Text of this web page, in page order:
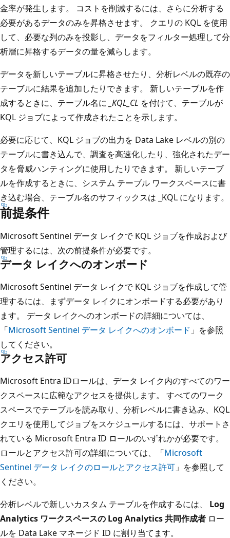
金率が発生します。 コストを削減するには、さらに分析する
必要があるデータのみを昇格させます。 クエリの KQL を使用
して、必要な列のみを投影し、データをフィルター処理して分
析層に昇格するデータの量を減らします。
データを新しいテーブルに昇格させたり、分析レベルの既存の
テーブルに結果を追加したりできます。 新しいテーブルを作
成するときに、テーブル名に _KQL_CL を付けて、テーブルが
KQL ジョブによって作成されたことを示します。
必要に応じて、KQL ジョブの出力を Data Lake レベルの別の
テーブルに書き込んで、調査を高速化したり、強化されたデー
タを脅威ハンティングに使用したりできます。 新しいテーブ
ルを作成するときに、システム テーブル ワークスペースに書
き込む場合、テーブル名のサフィックスは _KQL になります。
前提条件
Microsoft Sentinel データ レイクで KQL ジョブを作成および
管理するには、次の前提条件が必要です。
データ レイクへのオンボード
Microsoft Sentinel データ レイクで KQL ジョブを作成して管
理するには、まずデータ レイクにオンボードする必要があり
ます。 データ レイクへのオンボードの詳細については、
「Microsoft Sentinel データ レイクへのオンボード 」を参照
してください。
アクセス許可
Microsoft Entra IDロールは、データ レイク内のすべてのワー
クスペースに広範なアクセスを提供します。 すべてのワーク
スペースでテーブルを読み取り、分析レベルに書き込み、KQL
クエリを使用してジョブをスケジュールするには、サポートさ
れている Microsoft Entra ID ロールのいずれかが必要です。
ロールとアクセス許可の詳細については、「Microsoft
Sentinel データ レイクのロールとアクセス許可 」を参照して
ください。
分析レベルで新しいカスタム テーブルを作成するには、 Log
Analytics ワークスペースの Log Analytics 共同作成者 ロー
ルを Data Lake マネージド ID に割り当てます。